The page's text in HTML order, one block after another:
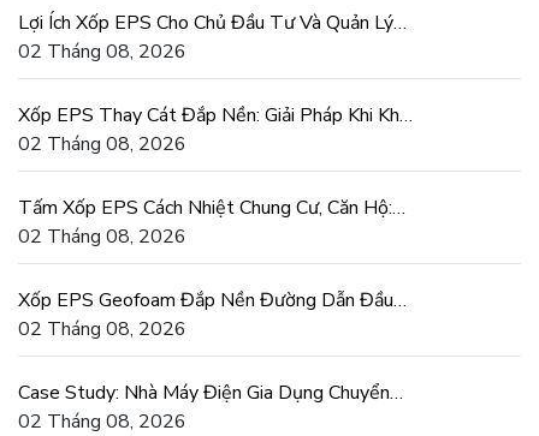
Lợi Ích Xốp EPS Cho Chủ Đầu Tư Và Quản Lý
Dự Án Xây Dựng
02 Tháng 08, 2026
Xốp EPS Thay Cát Đắp Nền: Giải Pháp Khi Khan
Hiếm Cát San Lấp
02 Tháng 08, 2026
Tấm Xốp EPS Cách Nhiệt Chung Cư, Căn Hộ:
Tiết Kiệm Điện Thật
02 Tháng 08, 2026
Xốp EPS Geofoam Đắp Nền Đường Dẫn Đầu
Cầu Chống Lún Lệch
02 Tháng 08, 2026
Case Study: Nhà Máy Điện Gia Dụng Chuyển
Sang Khuôn Xốp EPS
02 Tháng 08, 2026